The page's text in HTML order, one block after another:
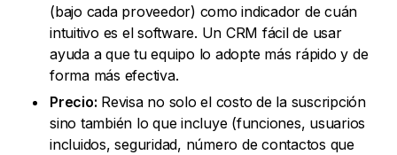
(bajo cada proveedor) como indicador de cuán
intuitivo es el software. Un CRM fácil de usar
ayuda a que tu equipo lo adopte más rápido y de
forma más efectiva.
Precio: Revisa no solo el costo de la suscripción
sino también lo que incluye (funciones, usuarios
incluidos, seguridad, número de contactos que